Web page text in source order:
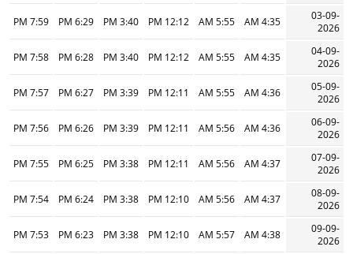
03-09-
2026
4:35 AM
5:55 AM
12:12 PM
3:40 PM
6:29 PM
7:59 PM
04-09-
2026
4:35 AM
5:55 AM
12:12 PM
3:40 PM
6:28 PM
7:58 PM
05-09-
2026
4:36 AM
5:55 AM
12:11 PM
3:39 PM
6:27 PM
7:57 PM
06-09-
2026
4:36 AM
5:56 AM
12:11 PM
3:39 PM
6:26 PM
7:56 PM
07-09-
2026
4:37 AM
5:56 AM
12:11 PM
3:38 PM
6:25 PM
7:55 PM
08-09-
2026
4:37 AM
5:56 AM
12:10 PM
3:38 PM
6:24 PM
7:54 PM
09-09-
2026
4:38 AM
5:57 AM
12:10 PM
3:38 PM
6:23 PM
7:53 PM